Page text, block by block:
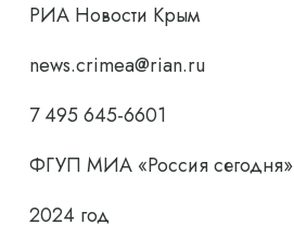
РИА Новости Крым
news.crimea@rian.ru
7 495 645-6601
ФГУП МИА «Россия сегодня»
2024 год